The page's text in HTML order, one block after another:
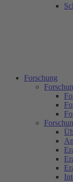
Forschung